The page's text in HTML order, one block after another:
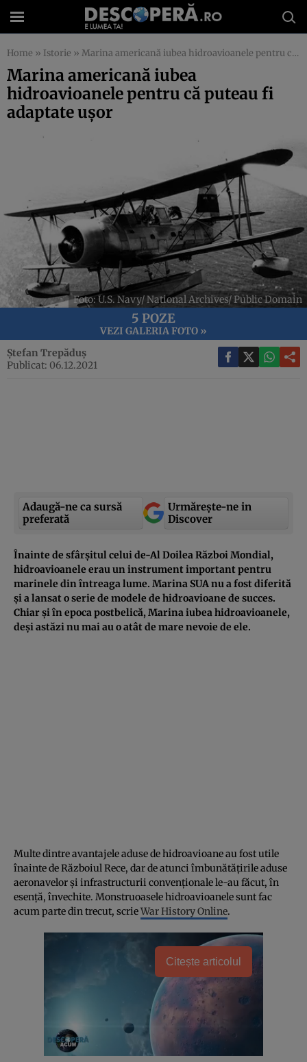
Home » Istorie » Marina americană iubea hidroavioanele pentru că puteau fi adaptate ușor
Marina americană iubea
hidroavioanele pentru că puteau fi
adaptate ușor
Foto: U.S. Navy/ National Archives/ Public Domain
5 POZE
VEZI GALERIA FOTO »
Ștefan Trepăduș
Publicat: 06.12.2021
Adaugă-ne ca sursă
preferată
Urmărește-ne in
Discover
Înainte de sfârșitul celui de-Al Doilea Război Mondial,
hidroavioanele erau un instrument important pentru
marinele din întreaga lume. Marina SUA nu a fost diferită
și a lansat o serie de modele de hidroavioane de succes.
Chiar și în epoca postbelică, Marina iubea hidroavioanele,
deși astăzi nu mai au o atât de mare nevoie de ele.
Multe dintre avantajele aduse de hidroavioane au fost utile
înainte de Războiul Rece, dar de atunci îmbunătățirile aduse
aeronavelor și infrastructurii convenționale le-au făcut, în
esență, învechite. Monstruoasele hidroavioanele sunt fac
acum parte din trecut, scrieWar History Online.
Citește articolul